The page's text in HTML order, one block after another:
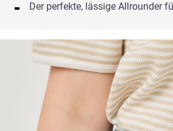
Der perfekte, lässige Allrounder